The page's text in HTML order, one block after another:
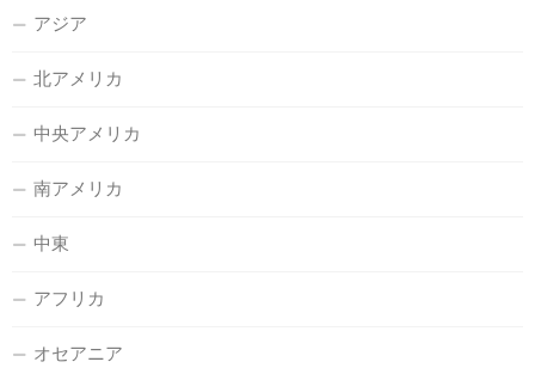
アジア
北アメリカ
中央アメリカ
南アメリカ
中東
アフリカ
オセアニア